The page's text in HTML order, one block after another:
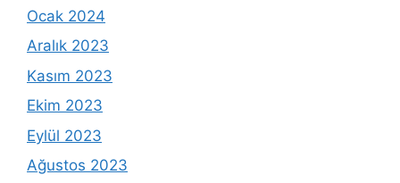
Ocak 2024
Aralık 2023
Kasım 2023
Ekim 2023
Eylül 2023
Ağustos 2023